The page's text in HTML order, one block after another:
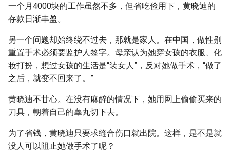
一个月4000块的工作虽然不多，但省吃俭用下，黄晓迪的
存款日渐丰盈。
另一个问题却始终绕不过去，那就是家人。在中国，做性别
重置手术必须要监护人签字。母亲认为她穿女孩的衣服、化
妆打扮，想过女孩的生活是“装女人”，反对她做手术，“做了
之后，就变不回来了。”
黄晓迪不甘心。在没有麻醉的情况下，她用网上偷偷买来的
刀具，朝着自己的睾丸切下去。
为了省钱，黄晓迪只要求缝合伤口就出院。这样，是不是就
没人可以阻止她做手术了呢？